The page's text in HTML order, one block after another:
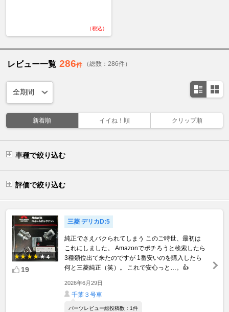
（税込）
レビュー一覧 286件 （総数：286件）
新着順 イイね！順 クリップ順
車種で絞り込む
評価で絞り込む
4
19
三菱 デリカD:5
純正でさえパクられてしまう このご時世、最初は
これにしました。 Amazonでポチろうと検索したら
3種類位出て来たのですが 1番安いのを購入したら
何と三菱純正（笑）。 これで安心っと…。👍
2026年6月29日
千葉３号車
パーツレビュー総投稿数：1件